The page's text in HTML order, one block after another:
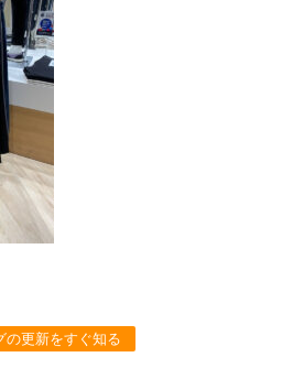
の更新をすぐ知る